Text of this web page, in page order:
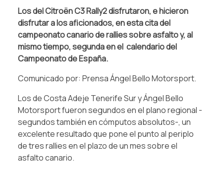
Los del Citroën C3 Rally2 disfrutaron, e hicieron
disfrutar a los aficionados, en esta cita del
campeonato canario de rallies sobre asfalto y, al
mismo tiempo, segunda en el calendario del
Campeonato de España.
Comunicado por: Prensa Ángel Bello Motorsport.
Los de Costa Adeje Tenerife Sur y Ángel Bello
Motorsport fueron segundos en el plano regional -
segundos también en cómputos absolutos-, un
excelente resultado que pone el punto al periplo
de tres rallies en el plazo de un mes sobre el
asfalto canario.